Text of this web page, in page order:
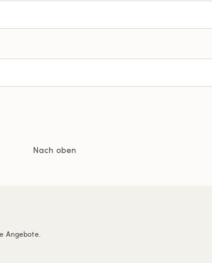
Nach oben
Angebote.